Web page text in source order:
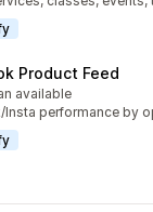
Product Feed
available
performance by